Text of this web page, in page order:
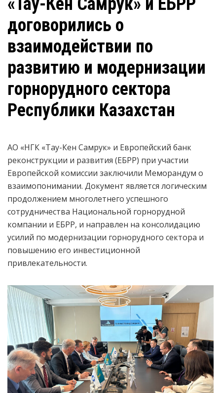
договорились о
взаимодействии по
развитию и модернизации
горнорудного сектора
Республики Казахстан
АО «НГК «Тау-Кен Самрук» и Европейский банк
реконструкции и развития (ЕБРР) при участии
Европейской комиссии заключили Меморандум о
взаимопонимании. Документ является логическим
продолжением многолетнего успешного
сотрудничества Национальной горнорудной
компании и ЕБРР, и направлен на консолидацию
усилий по модернизации горнорудного сектора и
повышению его инвестиционной
привлекательности.